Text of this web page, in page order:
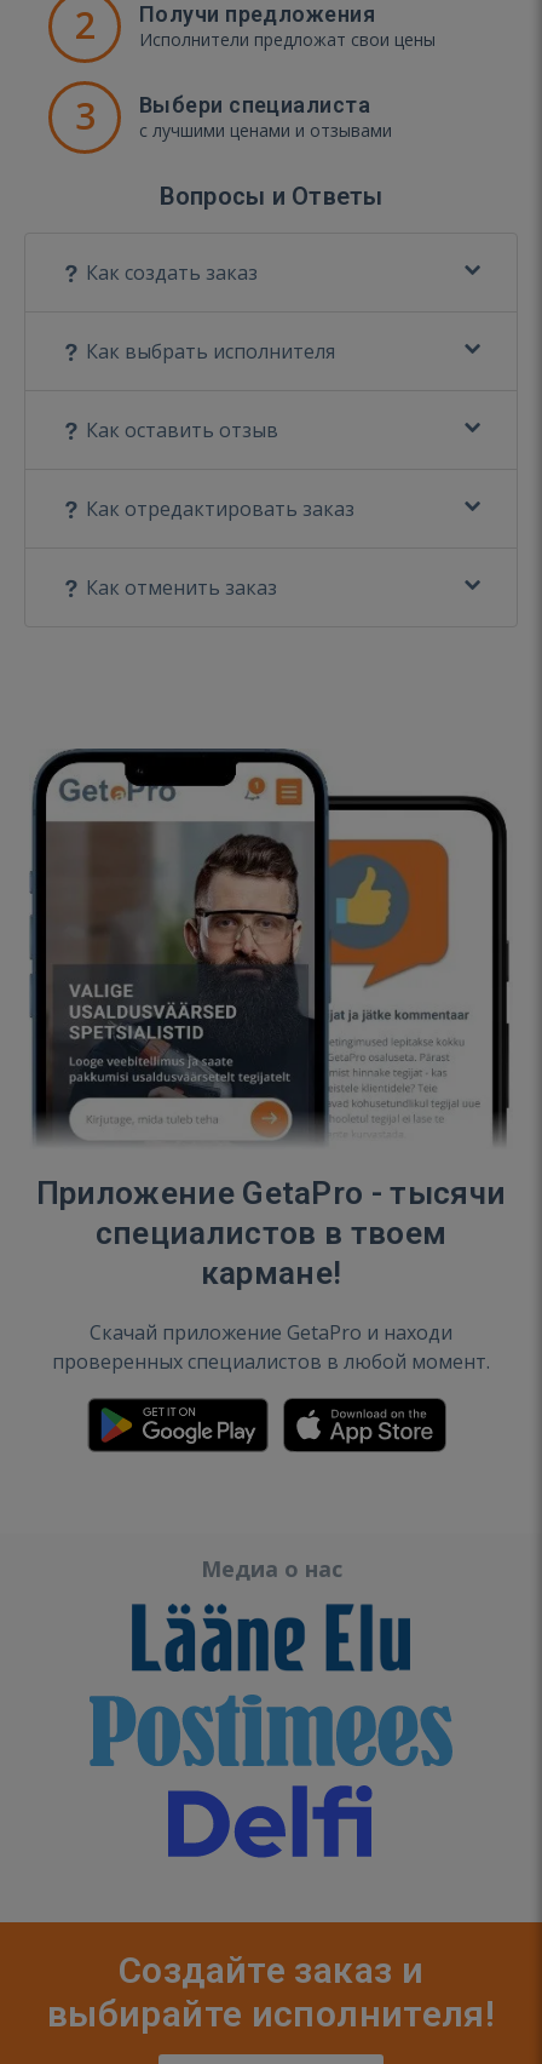
2 Получи предложения
Исполнители предложат свои цены
3 Выбери специалиста
с лучшими ценами и отзывами
Вопросы и Ответы
Как создать заказ
Как выбрать исполнителя
Как оставить отзыв
Как отредактировать заказ
Как отменить заказ
Приложение GetaPro - тысячи
специалистов в твоем
кармане!
Скачай приложение GetaPro и находи
проверенных специалистов в любой момент.
Медиа о нас
Создайте заказ и
выбирайте исполнителя!